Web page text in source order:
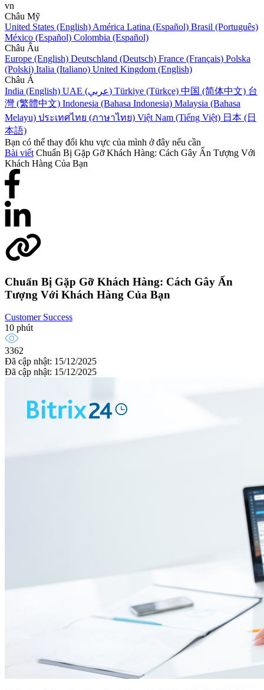
vn
Châu Mỹ
United States (English) América Latina (Español) Brasil (Português)
México (Español) Colombia (Español)
Châu Âu
Europe (English) Deutschland (Deutsch) France (Français) Polska
(Polski) Italia (Italiano) United Kingdom (English)
Châu Á
India (English)
UAE (عربي) Türkiye (Türkçe) 中国 (简体中文) 台
灣 (繁體中文) Indonesia (Bahasa Indonesia) Malaysia (Bahasa
Melayu) ประเทศไทย (ภาษาไทย) Việt Nam (Tiếng Việt) 日本 (日
本語)
Bạn có thể thay đổi khu vực của mình ở đây nếu cần
Bài viết Chuẩn Bị Gặp Gỡ Khách Hàng: Cách Gây Ấn Tượng Với
Khách Hàng Của Bạn
Chuẩn Bị Gặp Gỡ Khách Hàng: Cách Gây Ấn
Tượng Với Khách Hàng Của Bạn
Customer Success
10 phút
3362
Đã cập nhật: 15/12/2025
Đã cập nhật: 15/12/2025